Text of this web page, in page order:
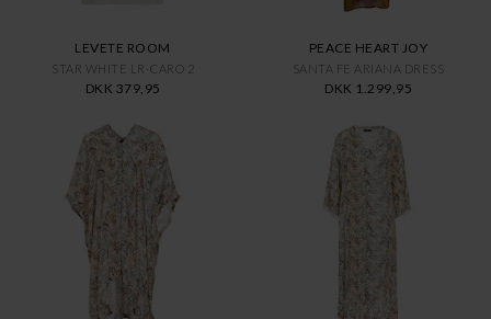
LEVETE ROOM
STAR WHITE LR-CARO 2
DKK 379,95
PEACE HEART JOY
SANTA FE ARIANA DRESS
DKK 1.299,95